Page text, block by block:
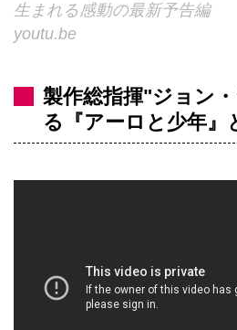
生まれる感動の最新予告編
youtu.be
製作総指揮"ジョン
る『アーロと少年』